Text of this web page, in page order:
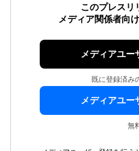
このプレスリ
メディア関係者向
メディアユー
既に登録済み
メディアユー
無